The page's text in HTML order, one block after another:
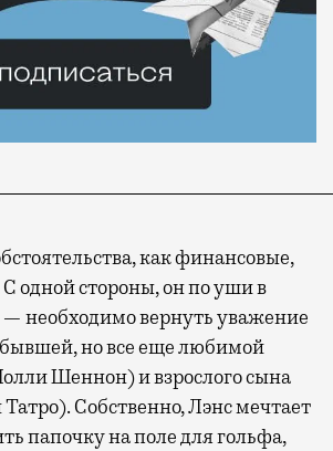
часто берет
чемодан, но и ноутбук.
все чаще превращается
а в возможность
дела или спланировать
например
билеты и рестораны.
как финансовые,
одной стороны, он по уши в
— необходимо вернуть уважение
но все еще любимой
Шеннон) и взрослого сына
Собственно, Лэнс мечтает
папочку на поле для гольфа,